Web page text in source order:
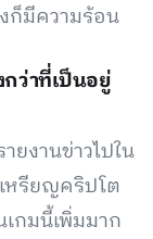
ก็มีความร้อน
ว่าที่เป็นอยู่
ยงานข่าวไปใน
หรียญคริปโต
กมนี้เพิ่มมาก